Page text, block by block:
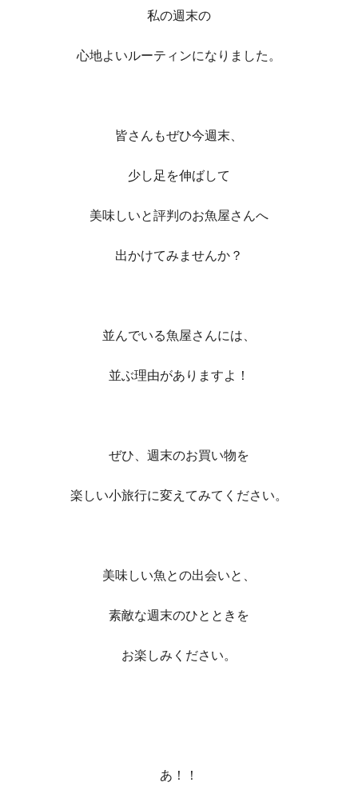
私の週末の
心地よいルーティンになりました。
皆さんもぜひ今週末、
少し足を伸ばして
美味しいと評判のお魚屋さんへ
出かけてみませんか？
並んでいる魚屋さんには、
並ぶ理由がありますよ！
ぜひ、週末のお買い物を
楽しい小旅行に変えてみてください。
美味しい魚との出会いと、
素敵な週末のひとときを
お楽しみください。
あ！！